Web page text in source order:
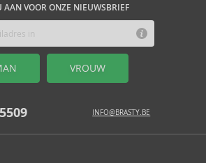
AAN VOOR ONZE NIEUWSBRIEF
VROUW
INFO@BRASTY.BE